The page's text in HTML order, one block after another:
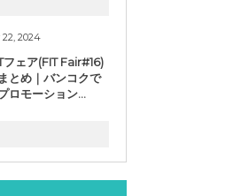
2024
フェア(FIT Fair#16)
とめ｜バンコクで
ロモーション...